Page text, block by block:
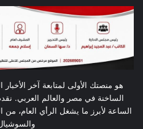
هو منصتك الأولى لمتابعة آخر الأخبار
الساخنة في مصر والعالم العربي.
الساعة لأبرز ما يشغل الرأي العام، من